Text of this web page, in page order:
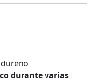
durante varias